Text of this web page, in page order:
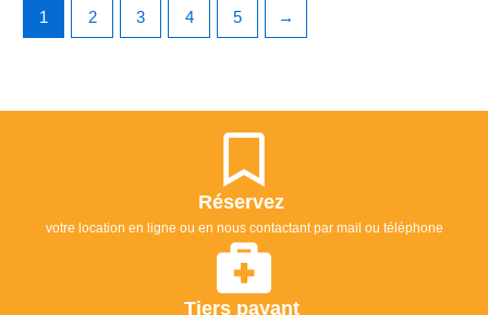
1 2 3 4 5 →
Réservez
votre location en ligne ou en nous contactant par mail ou téléphone
Tiers payant